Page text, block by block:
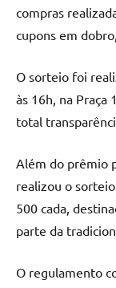
compras
cupons em
O sorteio foi
às 16h, na Praça
total
Além do prêmio
realizou o
500 cada,
parte da
O regulamento